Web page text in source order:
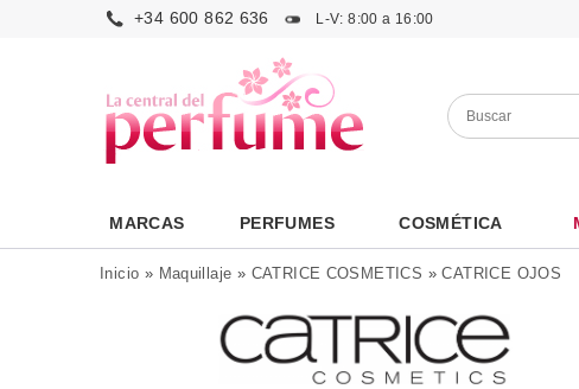
+34 600 862 636 L-V: 8:00 a 16:00
MARCAS PERFUMES COSMÉTICA
Inicio » Maquillaje » CATRICE COSMETICS »CATRICE OJOS